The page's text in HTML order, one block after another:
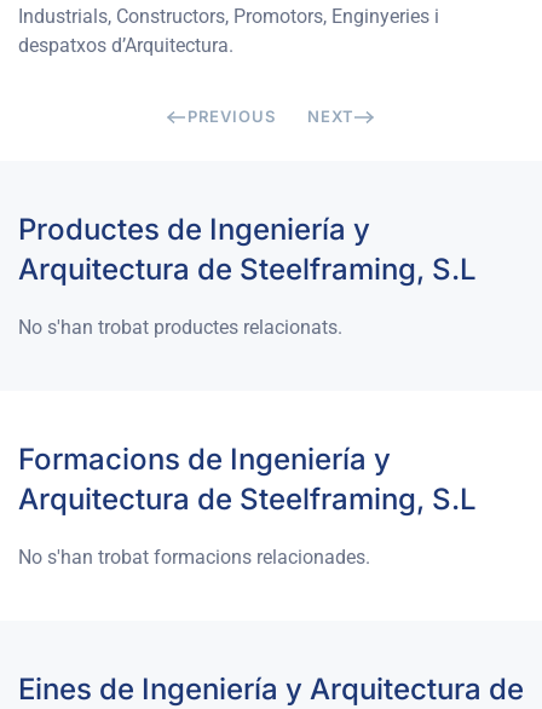
Industrials, Constructors, Promotors, Enginyeries i
despatxos d’Arquitectura.
PREVIOUS NEXT
Productes de Ingeniería y
Arquitectura de Steelframing, S.L
No s'han trobat productes relacionats.
Formacions de Ingeniería y
Arquitectura de Steelframing, S.L
No s'han trobat formacions relacionades.
Eines de Ingeniería y Arquitectura de